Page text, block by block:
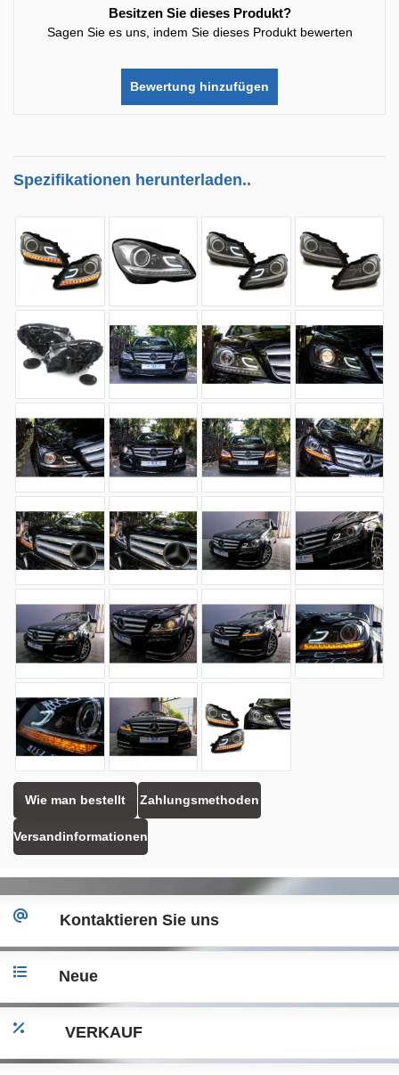
Besitzen Sie dieses Produkt?
Sagen Sie es uns, indem Sie dieses Produkt bewerten
Bewertung hinzufügen
Spezifikationen herunterladen..
Wie man bestellt Zahlungsmethoden
Versandinformationen
Kontaktieren Sie uns
Neue
VERKAUF